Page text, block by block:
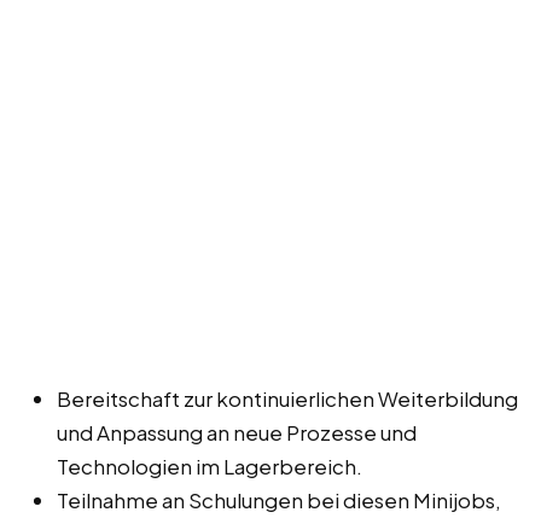
Bereitschaft zur kontinuierlichen Weiterbildung
und Anpassung an neue Prozesse und
Technologien im Lagerbereich.
Teilnahme an Schulungen bei diesen Minijobs,